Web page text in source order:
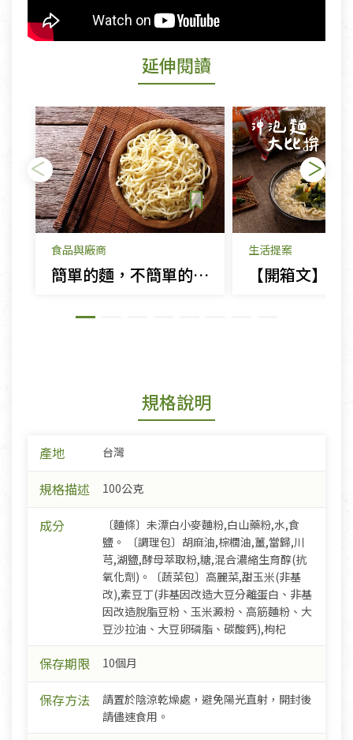
延伸閱讀
食品與廠商
簡單的麵，不簡單的秘密
生活提案
規格說明
產地 台灣
規格描述 100公克
成分
〔麵條〕未漂白小麥麵粉,白山藥粉,水,食
鹽。 〔調理包〕胡麻油,棕櫚油,薑,當歸,川
芎,湖鹽,酵母萃取粉,糖,混合濃縮生育醇(抗
氧化劑)。〔蔬菜包〕高麗菜,甜玉米(非基
改),素豆丁(非基因改造大豆分離蛋白、非基
因改造脫脂豆粉、玉米澱粉、高筋麵粉、大
豆沙拉油、大豆卵磷脂、碳酸鈣),枸杞
保存期限 10個月
保存方法
請置於陰涼乾燥處，避免陽光直射，開封後
請儘速食用。